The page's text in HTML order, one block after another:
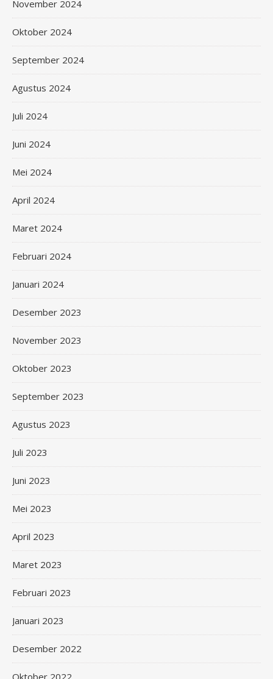
November 2024
Oktober 2024
September 2024
Agustus 2024
Juli 2024
Juni 2024
Mei 2024
April 2024
Maret 2024
Februari 2024
Januari 2024
Desember 2023
November 2023
Oktober 2023
September 2023
Agustus 2023
Juli 2023
Juni 2023
Mei 2023
April 2023
Maret 2023
Februari 2023
Januari 2023
Desember 2022
Oktober 2022